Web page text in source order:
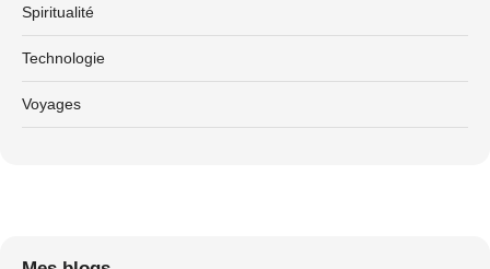
Spiritualité
Technologie
Voyages